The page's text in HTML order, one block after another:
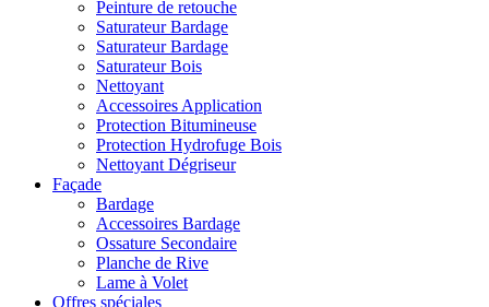
Peinture de retouche
Saturateur Bardage
Saturateur Bardage
Saturateur Bois
Nettoyant
Accessoires Application
Protection Bitumineuse
Protection Hydrofuge Bois
Nettoyant Dégriseur
Façade
Bardage
Accessoires Bardage
Ossature Secondaire
Planche de Rive
Lame à Volet
Offres spéciales